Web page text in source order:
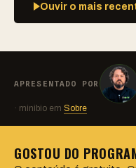
Ouvir o mais
APRESENTADO POR
· minibio em Sobre
GOSTOU DO